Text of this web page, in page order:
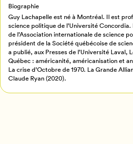
Retour à l’accueil
Biographie
Guy Lachapelle est né à Montréal. Il est
science politique de l’Université
de l’Association internationale de science
président de la Société québécoise de
a publié, aux Presses de l’Université Laval,
Québec : américanité, américanisation et
La crise d’Octobre de 1970. La Grande
Claude Ryan (2020).
Annuler